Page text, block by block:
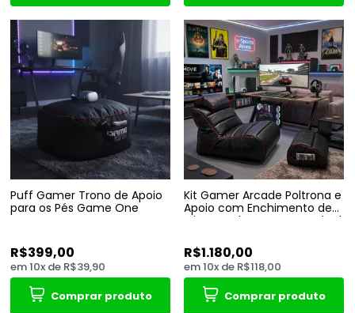
Puff Gamer Trono de Apoio
para os Pés Game One
R$399,00
em10x de R$39,90
Comprar produto
Kit Gamer Arcade Poltrona e
Apoio com Enchimento de
MicroPerolas e Impermeável
R$1.180,00
em10x de R$118,00
Comprar produto